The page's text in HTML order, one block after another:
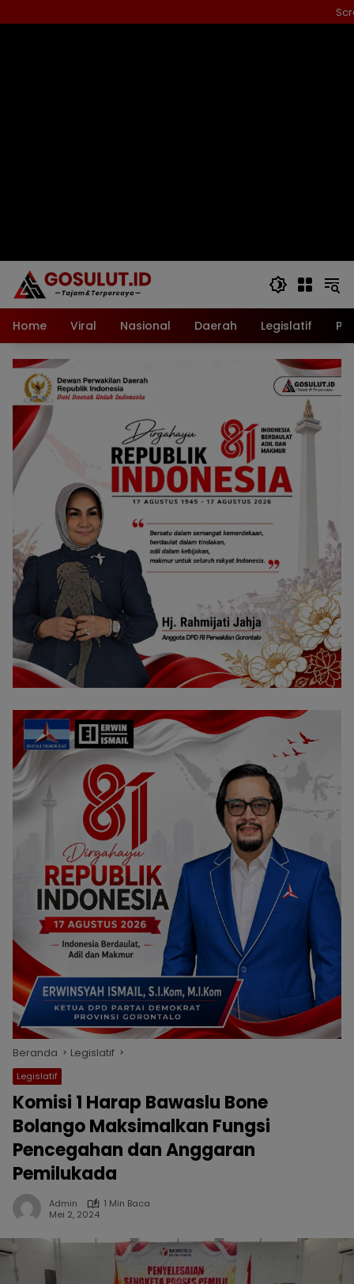
ke
Home Viral Nasional Daerah Legislatif
Beranda Legislatif
Legislatif
Komisi 1 Harap Bawaslu Bone
Bolango Maksimalkan Fungsi
Pencegahan dan Anggaran
Pemilukada
Admin
1 Min Baca
Mei 2, 2024